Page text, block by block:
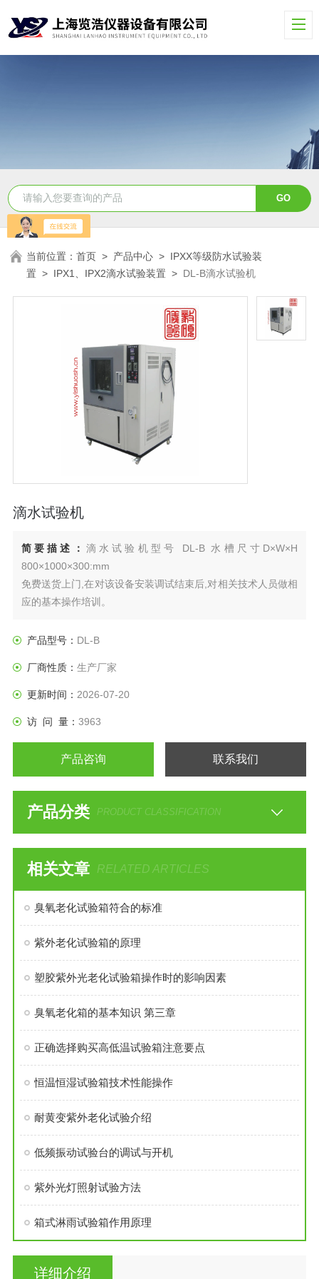
当前位置：首页 > 产品中心 > IPXX等级防水试验装
置 > IPX1、IPX2滴水试验装置 > DL-B滴水试验机
滴水试验机
简要描述： 滴水试验机型号 DL-B 水槽尺寸D×W×H
800×1000×300:mm
免费送货上门,在对该设备安装调试结束后,对相关技术人员做相
应的基本操作培训。
产品型号： DL-B
厂商性质： 生产厂家
更新时间： 2026-07-20
访 问 量： 3963
产品咨询 联系我们
产品分类 PRODUCT CLASSIFICATION
相关文章 RELATED ARTICLES
臭氧老化试验箱符合的标准
紫外老化试验箱的原理
塑胶紫外光老化试验箱操作时的影响因素
臭氧老化箱的基本知识 第三章
正确选择购买高低温试验箱注意要点
恒温恒湿试验箱技术性能操作
耐黄变紫外老化试验介绍
低频振动试验台的调试与开机
紫外光灯照射试验方法
箱式淋雨试验箱作用原理
详细介绍